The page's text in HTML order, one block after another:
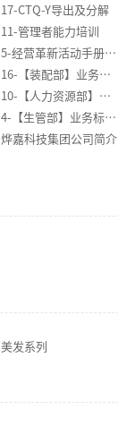
17-CTQ-Y导出及分解
11-管理者能力培训
5-经营革新活动手册-最终版2012.8.20
16-【装配部】业务标准说明书
10-【人力资源部】业务标准说明书
4-【生管部】业务标准说明书
烨嘉科技集团公司简介
美发系列